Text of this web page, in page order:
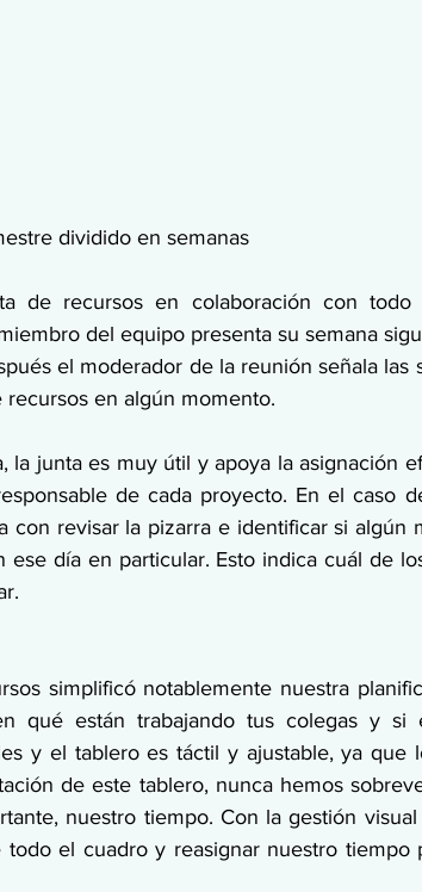
dividido en semanas
de recursos en colaboración con
del equipo presenta su semana
el moderador de la reunión señala las
recursos en algún momento.
la junta es muy útil y apoya la asignación
de cada proyecto. En el caso
con revisar la pizarra e identificar si algún
ese día en particular. Esto indica cuál de
simplificó notablemente nuestra
qué están trabajando tus colegas y si
y el tablero es táctil y ajustable, ya que
de este tablero, nunca hemos
nuestro tiempo. Con la gestión
el cuadro y reasignar nuestro tiempo